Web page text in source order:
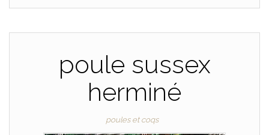
poule sussex
herminé
poules et coqs